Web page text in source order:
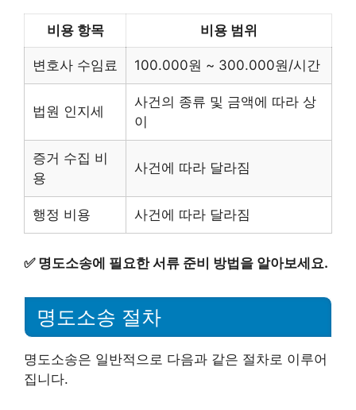
비용 항목 비용 범위
변호사 수임료 100.000원 ~ 300.000원/시간
법원 인지세
사건의 종류 및 금액에 따라 상
이
증거 수집 비
용
사건에 따라 달라짐
행정 비용 사건에 따라 달라짐
✅ 명도소송에 필요한 서류 준비 방법을 알아보세요.
명도소송 절차
명도소송은 일반적으로 다음과 같은 절차로 이루어
집니다.